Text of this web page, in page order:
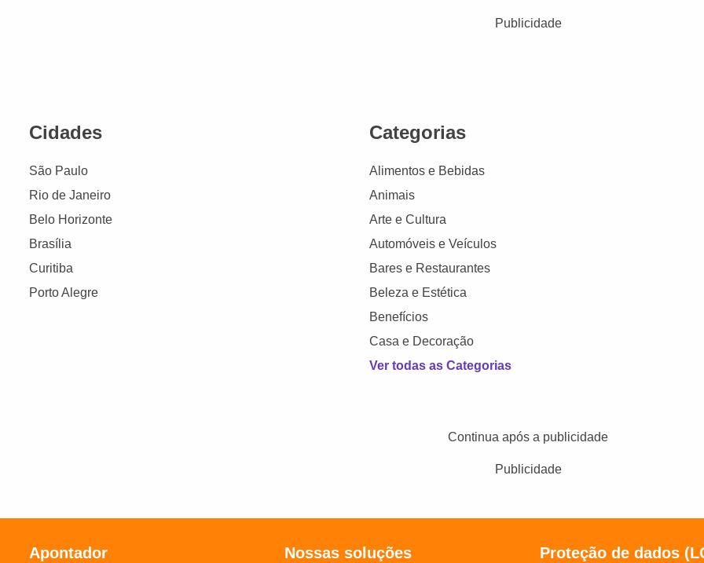
Publicidade
Cidades
São Paulo
Rio de Janeiro
Belo Horizonte
Brasília
Curitiba
Porto Alegre
Categorias
Alimentos e Bebidas
Animais
Arte e Cultura
Automóveis e Veículos
Bares e Restaurantes
Beleza e Estética
Benefícios
Casa e Decoração
Ver todas as Categorias
Continua após a publicidade
Publicidade
Apontador Nossas soluções Proteção de dados